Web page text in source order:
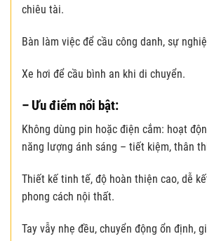
chiêu tài.
Bàn làm việc để cầu công danh, sự
Xe hơi để cầu bình an khi di chuyển.
– Ưu điểm nổi bật:
Không dùng pin hoặc điện cắm: hoạt
năng lượng ánh sáng – tiết kiệm, thân
Thiết kế tinh tế, độ hoàn thiện cao, dễ
phong cách nội thất.
Tay vẫy nhẹ đều, chuyển động ổn định,